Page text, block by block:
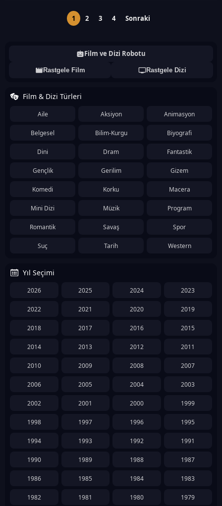
1 2 3 4 Sonraki
Film ve Dizi Robotu
Rastgele Film Rastgele Dizi
Film & Dizi Türleri
Aile Aksiyon Animasyon
Belgesel Bilim-Kurgu Biyografi
Dini Dram Fantastik
Gençlik Gerilim Gizem
Komedi Korku Macera
Mini Dizi Müzik Program
Romantik Savaş Spor
Suç Tarih Western
Yıl Seçimi
2026 2025 2024 2023
2022 2021 2020 2019
2018 2017 2016 2015
2014 2013 2012 2011
2010 2009 2008 2007
2006 2005 2004 2003
2002 2001 2000 1999
1998 1997 1996 1995
1994 1993 1992 1991
1990 1989 1988 1987
1986 1985 1984 1983
1982 1981 1980 1979